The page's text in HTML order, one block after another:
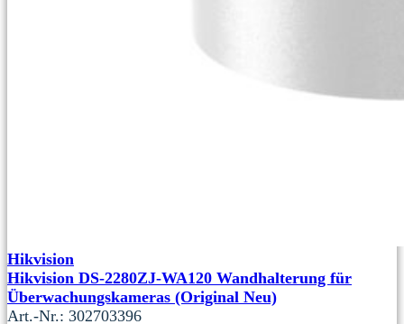
Hikvision
Hikvision DS-2280ZJ-WA120 Wandhalterung für
Überwachungskameras (Original Neu)
Art.-Nr.: 302703396